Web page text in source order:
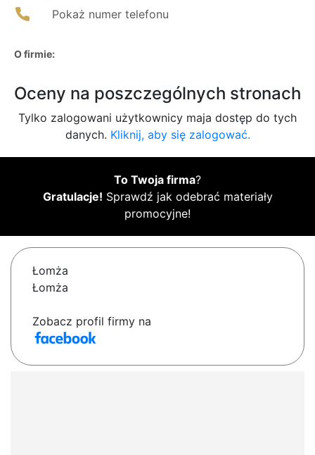
Pokaż numer telefonu
O firmie:
Oceny na poszczególnych stronach
Tylko zalogowani użytkownicy maja dostęp do tych
danych. Kliknij, aby się zalogować.
To Twoja firma?
Gratulacje! Sprawdź jak odebrać materiały
promocyjne!
Łomża
Łomża
Zobacz profil firmy na